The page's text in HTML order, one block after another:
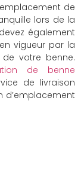
de
lors de la
également
vigueur par la
votre benne.
de benne
de livraison
d’emplacement